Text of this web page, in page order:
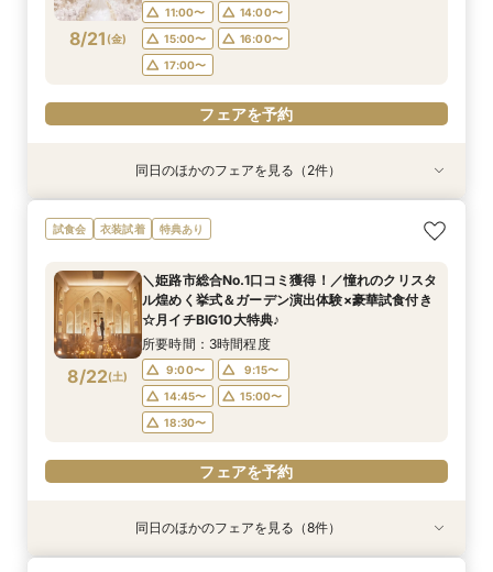
17:00〜
フェアを予約
17:00〜
フェアを予約
8/21 (金)
11:00〜
14:00〜
15:00〜
16:00〜
17:00〜
フェアを予約
8/21(金)
【遠方の方◎オンライン相談会】スマホで簡単！
豪華5大特典付き
13:00〜
14:00〜
15:00〜
16:00〜
17:00〜
フェアを予約
衣装試着
8/21(金)
《限定プラン◆10~30名専用会場有》少人数
ウェディング相談フェア
11:00〜
13:00〜
14:00〜
16:00〜
17:00〜
フェアを予約
同日のほかのフェアを見る（2件）
試食会 衣装試着 特典あり
8/22(土)
＼姫路市総合No.1口コミ獲得！／憧れのクリスタ
ル煌めく挙式＆ガーデン演出体験×豪華試食付き
☆月イチBIG10大特典♪
所要時間：3時間程度
9:00〜
9:15〜
14:45〜
15:00〜
18:30〜
フェアを予約
衣装試着 特典あり 動画あり
衣装試着
衣装試着 特典あり
衣装試着 特典あり
衣装試着 特典あり
衣装試着 特典あり
衣装試着 特典あり
同日のほかのフェアを見る（8件）